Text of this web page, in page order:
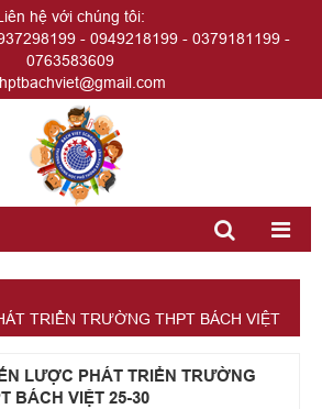
hệ với chúng tôi:
- 0949218199 - 0379181199 -
0763583609
TRIỂN TRƯỜNG THPT BÁCH VIỆT
LƯỢC PHÁT TRIỂN TRƯỜNG
BÁCH VIỆT 25-30